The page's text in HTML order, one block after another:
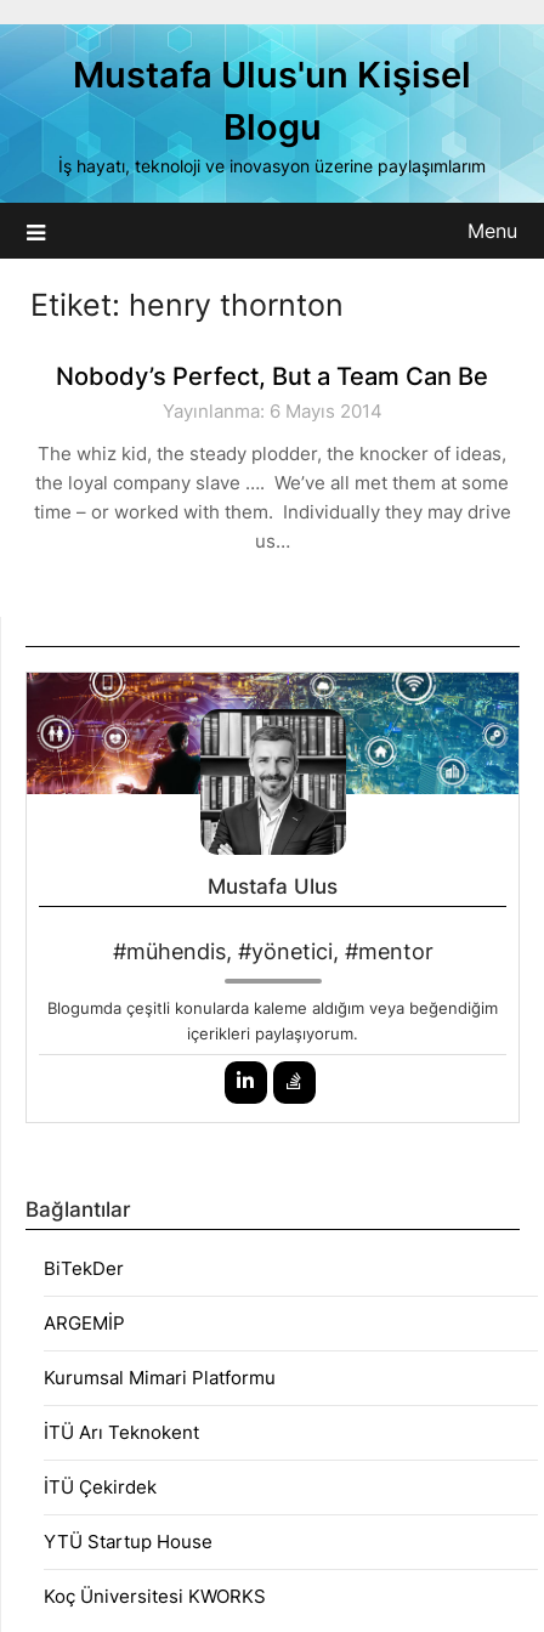
Mustafa Ulus'un Kişisel
Blogu
İş hayatı, teknoloji ve inovasyon üzerine paylaşımlarım
Menu
Etiket: henry thornton
Nobody’s Perfect, But a Team Can Be
Yayınlanma: 6 Mayıs 2014
The whiz kid, the steady plodder, the knocker of ideas,
the loyal company slave …. We’ve all met them at some
time – or worked with them. Individually they may drive
us…
Mustafa Ulus
#mühendis, #yönetici, #mentor
Blogumda çeşitli konularda kaleme aldığım veya beğendiğim
içerikleri paylaşıyorum.
Bağlantılar
BiTekDer
ARGEMİP
Kurumsal Mimari Platformu
İTÜ Arı Teknokent
İTÜ Çekirdek
YTÜ Startup House
Koç Üniversitesi KWORKS